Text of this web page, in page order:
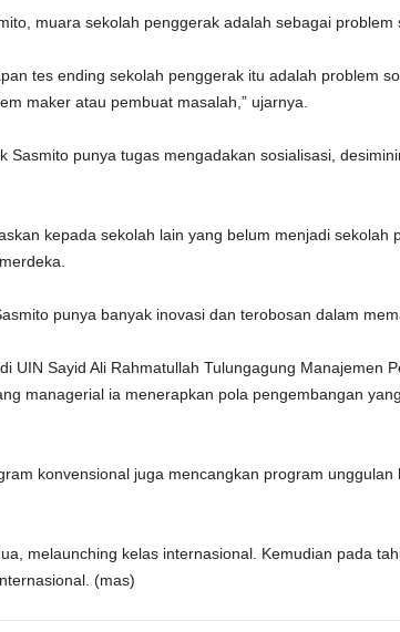
muara sekolah penggerak adalah sebagai problem
tes ending sekolah penggerak itu adalah problem
maker atau pembuat masalah,” ujarnya.
Sasmito punya tugas mengadakan sosialisasi,
kepada sekolah lain yang belum menjadi sekolah
punya banyak inovasi dan terobosan dalam
UIN Sayid Ali Rahmatullah Tulungagung Manajemen
managerial ia menerapkan pola pengembangan
konvensional juga mencangkan program unggulan
melaunching kelas internasional. Kemudian pada
(mas)